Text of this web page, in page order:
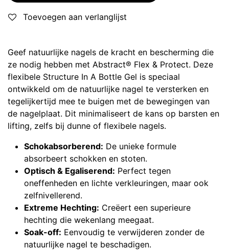
Geef natuurlijke nagels de kracht en bescherming die
ze nodig hebben met Abstract® Flex & Protect. Deze
flexibele Structure In A Bottle Gel is speciaal
ontwikkeld om de natuurlijke nagel te versterken en
tegelijkertijd mee te buigen met de bewegingen van
de nagelplaat. Dit minimaliseert de kans op barsten en
lifting, zelfs bij dunne of flexibele nagels.
Schokabsorberend: De unieke formule
absorbeert schokken en stoten.
Optisch & Egaliserend: Perfect tegen
oneffenheden en lichte verkleuringen, maar ook
zelfnivellerend.
Extreme Hechting: Creëert een superieure
hechting die wekenlang meegaat.
Soak-off: Eenvoudig te verwijderen zonder de
natuurlijke nagel te beschadigen.
Toevoegen aan verlanglijst